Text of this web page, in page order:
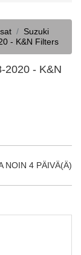
Suzuki
- K&N Filters
2020 - K&N
NOIN 4 PÄIVÄ(Ä)